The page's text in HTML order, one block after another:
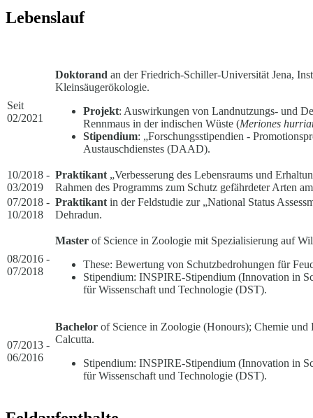
Lebenslauf
Seit
02/2021
Doktorand an der Friedrich-Schiller-Universität Jena,
Kleinsäugerökologie.
Projekt: Auswirkungen von Landnutzungs- und
Rennmaus in der indischen Wüste (Meriones
Stipendium: „Forschungsstipendien -
Austauschdienstes (DAAD).
10/2018 -
03/2019
Praktikant „Verbesserung des Lebensraums und
Rahmen des Programms zum Schutz gefährdeter Arten
07/2018 -
10/2018
Praktikant in der Feldstudie zur „National Status
Dehradun.
08/2016 -
07/2018
Master of Science in Zoologie mit Spezialisierung auf
These: Bewertung von Schutzbedrohungen für
Stipendium: INSPIRE-Stipendium (Innovation in
für Wissenschaft und Technologie (DST).
07/2013 -
06/2016
Bachelor of Science in Zoologie (Honours); Chemie
Calcutta.
Stipendium: INSPIRE-Stipendium (Innovation in
für Wissenschaft und Technologie (DST).